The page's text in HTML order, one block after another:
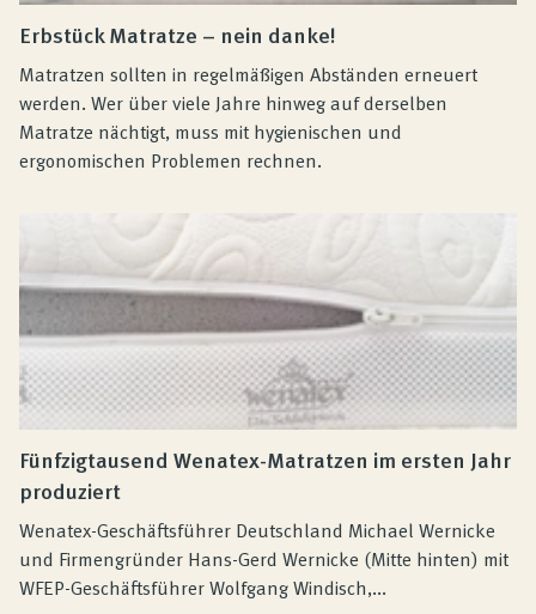
Erbstück Matratze – nein danke!
Matratzen sollten in regelmäßigen Abständen erneuert
werden. Wer über viele Jahre hinweg auf derselben
Matratze nächtigt, muss mit hygienischen und
ergonomischen Problemen rechnen.
Fünfzigtausend Wenatex-Matratzen im ersten Jahr
produziert
Wenatex-Geschäftsführer Deutschland Michael Wernicke
und Firmengründer Hans-Gerd Wernicke (Mitte hinten) mit
WFEP-Geschäftsführer Wolfgang Windisch,...